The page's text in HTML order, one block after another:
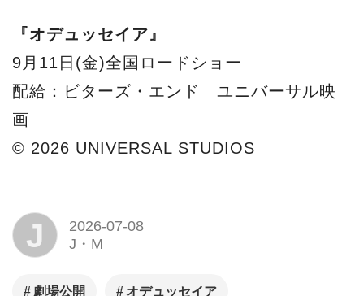
『オデュッセイア』
9月11日(金)全国ロードショー
配給：ビターズ・エンド ユニバーサル映
画
© 2026 UNIVERSAL STUDIOS
J
2026-07-08
J・M
劇場公開 オデュッセイア